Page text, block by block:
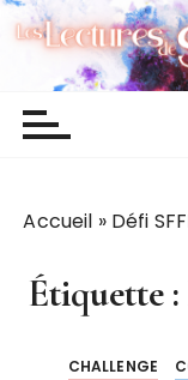
P
Les
Accueil » Défi
Étiquette :
CHALLENGE